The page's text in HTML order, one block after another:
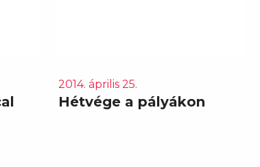
2014. április 25.
Hétvége a pályákon